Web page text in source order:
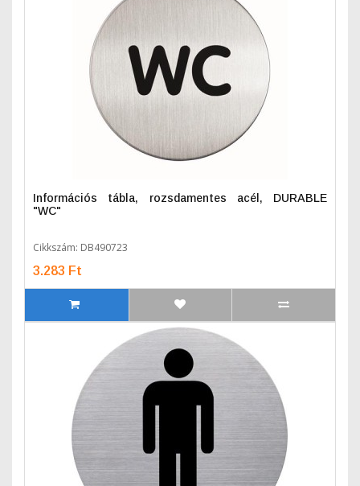
Információs tábla, rozsdamentes acél, DURABLE
"WC"
Cikkszám: DB490723
3.283 Ft